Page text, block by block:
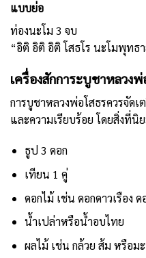
แบบย่อ
ท่องนะโม 3 จบ
“อิติ อิติ อิติ โสธโร นะโมพุทธ
เครื่องสักการะบูชาหลวงพ่
การบูชาหลวงพ่อโสธรควรจัดเ
และความเรียบร้อย โดยสิ่งที่นิ
ธูป 3 ดอก
เทียน 1 คู่
ดอกไม้เช่น ดอกดาวเรือง
น้ำเปล่าหรือน้ำอบไทย
ผลไม้ เช่น กล้วย ส้ม หรือม